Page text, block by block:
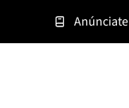
Anúnciate